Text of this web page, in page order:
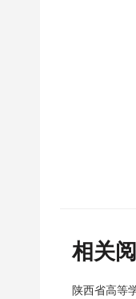
相关
陕西省高等